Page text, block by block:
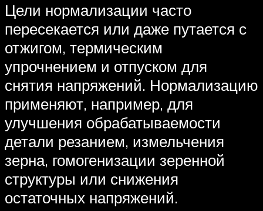
Цели нормализации часто
пересекается или даже путается с
отжигом, термическим
упрочнением и отпуском для
снятия напряжений. Нормализацию
применяют, например, для
улучшения обрабатываемости
детали резанием, измельчения
зерна, гомогенизации зеренной
структуры или снижения
остаточных напряжений.